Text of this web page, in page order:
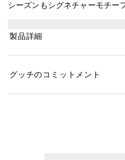
シーズンもシグネチャーモチー
いました。
製品詳細
グッチのコミットメント